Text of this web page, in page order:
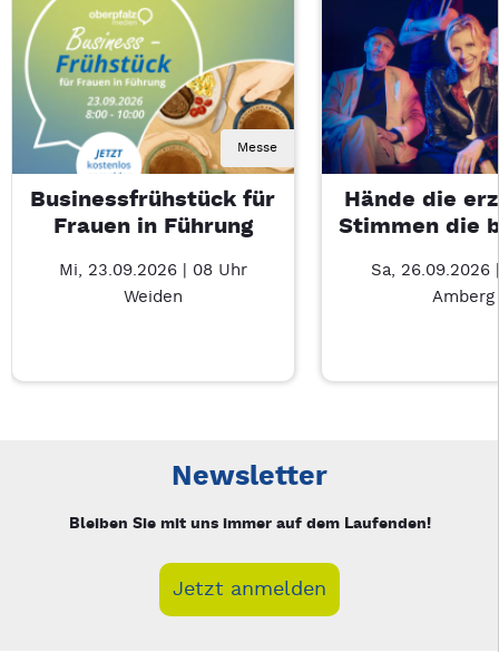
Messe
Businessfrühstück für
Frauen in Führung
Mi, 23.09.2026 | 08 Uhr
Weiden
Hände die
Stimmen die
Sa, 26.09.2026
Amberg
Newsletter
Bleiben Sie mit uns immer auf dem Laufenden!
Jetzt anmelden